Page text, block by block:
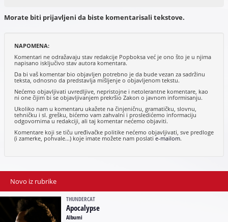
Morate biti prijavljeni da biste komentarisali tekstove.
NAPOMENA:
Komentari ne odražavaju stav redakcije Popboksa već je ono što je u njima
napisano isključivo stav autora komentara.
Da bi vaš komentar bio objavljen potrebno je da bude vezan za sadržinu
teksta, odnosno da predstavlja mišljenje o objavljenom tekstu.
Nećemo objavljivati uvredljive, nepristojne i netolerantne komentare, kao
ni one čijim bi se objavljivanjem prekršio Zakon o javnom informisanju.
Ukoliko nam u komentaru ukažete na činjeničnu, gramatičku, slovnu,
tehničku i sl. grešku, bićemo vam zahvalni i prosledićemo informaciju
odgovornima u redakciji, ali taj komentar nećemo objaviti.
Komentare koji se tiču uređivačke politike nećemo objavljivati, sve predloge
(i zamerke, pohvale...) koje imate možete nam poslatie-mailom.
Novo iz rubrike
THUNDERCAT
Apocalypse
Albumi